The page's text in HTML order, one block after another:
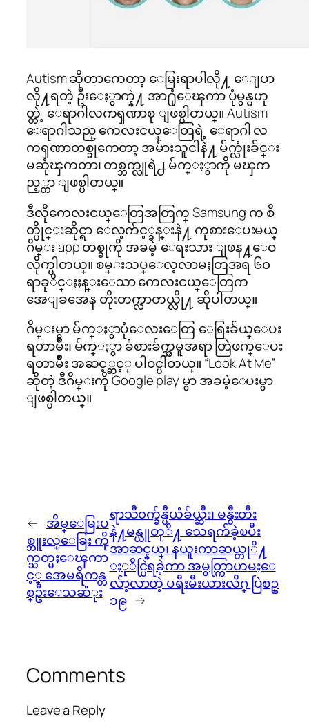
Autism ဆိုတာကေတာ့ ေမြးရာပါလို႔ ေျပာ
လို႔ရတဲ့ ဦးေႏွာက္နဲ႔ အာ႐ုံေၾကာ ပုံမွန္မဟု
တ္တဲ့ ေရာဂါလကၡဏာစု ျဖစ္ပါတယ္။ Autism
ေရာဂါသည္ ကေလးငယ္ေတြရဲ့ ေရာဂါ လ
ကၡဏာတစ္ခုကေတာ့ အမ်ားသူငါနဲ႔ မ်က္လုံးခ်င္း
မဆုံၾကတာ၊ တစ္ဘက္လူရဲ႕ မ်က္ႏွာကို မၾက
ည့္တာ ျဖစ္ပါတယ္။
ဒီလိုကေလးငယ္ေတြအတြက္ Samsung က စိ
တ္ပိုင္းဆိုင္ရာ ေလ့က်င့္ခန္းနဲ႔ ကုစားေပးမယ္
ဂိမ္း app တစ္ခုကို အခမဲ့ ေရးသား ျဖန႔္ေဝ
လိုက္ပါတယ္။ စမ္းသပ္ေလ့လာမႈတြအရ ၆၀
ရာခုိင္ႏႈန္းေသာ ကေလးငယ္ေတြက
အေျခအေန တိုးတက္လာတယ္လို႔ ဆိုပါတယ္။
ဂိမ္းမွာ မ်က္ႏွာပုံေလးေတြ ေရြးခ်ယ္ေပး
ရတာမ်ိဳး၊ မ်က္ႏွာ ခံစားခ်က္အမူအရာ တြဲဖက္ေပး
ရတာမ်ိဳး အဆင့္ဆင့္ ပါဝင္ပါတယ္။ “Look At Me”
ဆိုတဲ့ ဒီဂိမ္းကို Google play မွာ အခမဲ့ေပးမွာ
ျဖစ္ပါတယ္။
← အိမ္ေမြးပ
စ္ဘူးလ္ေခြး ကို
က္သတ္မႈေၾကာ
င့္ အေမရိကန္တ
စ္ဦးေသဆံုး
ရာသီ၀က္ခ်န္ပီယံခ်ယ္ဆီး၊ မန္စီးတီး
နဲ႔မန္ယူတုိ႔ သေရက်ခဲ့ၿပီး
အာဆင္နယ္၊ နယူးကာဆယ္တုိ႔
ႏုိင္ပြဲရခဲ့ကာ အမွတ္ကြာဟမႈေ
လ်ာ့လာတဲ့ ပရီးမီးယားလိဂ္ ပြဲစဥ္
၁၉ →
Comments
Leave a Reply